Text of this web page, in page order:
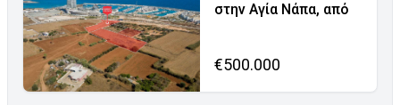
στην Αγία Νάπα, από
€500.000